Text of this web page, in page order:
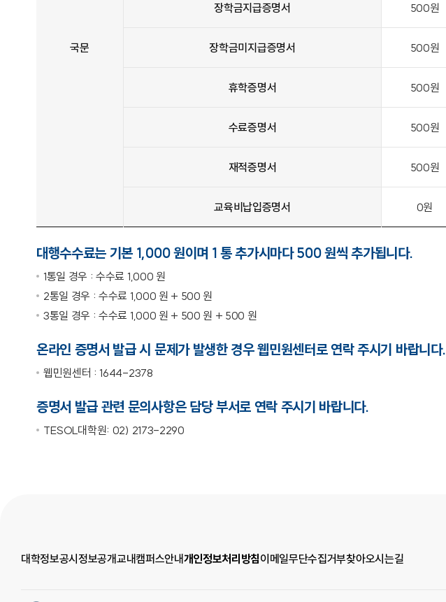
국문
장학금지급증명서 500원
장학금미지급증명서 500원
휴학증명서 500원
수료증명서 500원
재적증명서 500원
교육비납입증명서 0원
대행수수료는 기본 1,000 원이며 1 통 추가시마다 500 원씩 추가됩니다.
1통일 경우 : 수수료 1,000 원
2통일 경우 : 수수료 1,000 원 + 500 원
3통일 경우 : 수수료 1,000 원 + 500 원 + 500 원
온라인 증명서 발급 시 문제가 발생한 경우 웹민원센터로 연락 주시기 바랍니다.
웹민원센터 : 1644-2378
증명서 발급 관련 문의사항은 담당 부서로 연락 주시기 바랍니다.
TESOL대학원: 02) 2173-2290
대학정보공시정보공개교내캠퍼스안내개인정보처리방침이메일무단수집거부찾아오시는길